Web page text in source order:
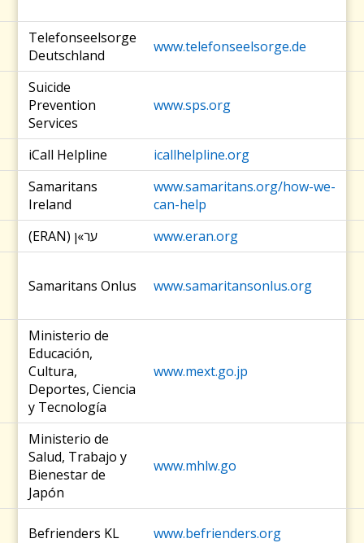
Telefonseelsorge
Deutschland
www.telefonseelsorge.de
Suicide
Prevention
Services
www.sps.org
iCall Helpline
icallhelpline.org
Samaritans
Ireland
www.samaritans.org/how-we-
can-help
(ERAN) ער»ן
www.eran.org
Samaritans Onlus www.samaritansonlus.org
Ministerio de
Educación,
Cultura,
Deportes, Ciencia
y Tecnología
www.mext.go.jp
Ministerio de
Salud, Trabajo y
Bienestar de
Japón
www.mhlw.go
Befrienders KL www.befrienders.org